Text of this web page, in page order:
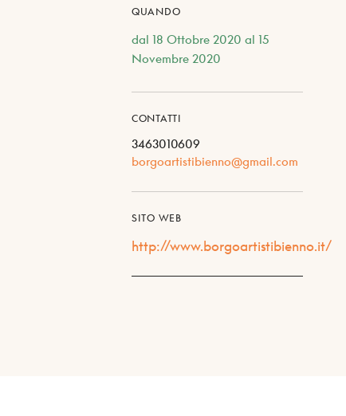
QUANDO
dal 18 Ottobre 2020 al 15
Novembre 2020
CONTATTI
3463010609
borgoartistibienno@gmail.com
SITO WEB
http://www.borgoartistibienno.it/